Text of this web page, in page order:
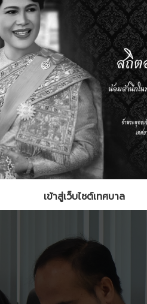
เข้าสู่เว็บไซต์เทศบาล